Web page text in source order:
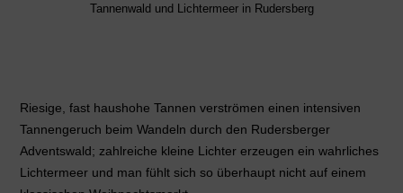
Tannenwald und Lichtermeer in Rudersberg
Riesige, fast haushohe Tannen verströmen einen intensiven
Tannengeruch beim Wandeln durch den Rudersberger
Adventswald; zahlreiche kleine Lichter erzeugen ein wahrliches
Lichtermeer und man fühlt sich so überhaupt nicht auf einem